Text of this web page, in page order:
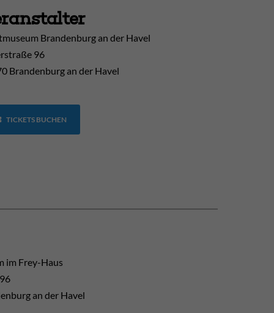
Brandenburg an der Havel
96
Brandenburg an der Havel
TICKETS BUCHEN
im Frey-Haus
an der Havel